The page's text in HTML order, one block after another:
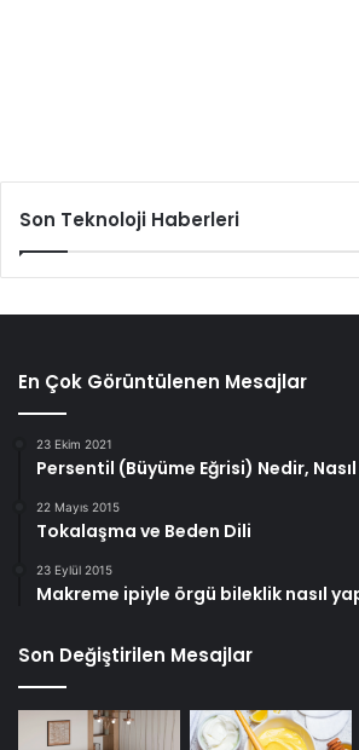
Son Teknoloji Haberleri
En Çok Görüntülenen Mesajlar
23 Ekim 2021
Persentil (Büyüme Eğrisi) Nedir,
22 Mayıs 2015
Tokalaşma ve Beden Dili
23 Eylül 2015
Makreme ipiyle örgü bileklik nasıl
Son Değiştirilen Mesajlar